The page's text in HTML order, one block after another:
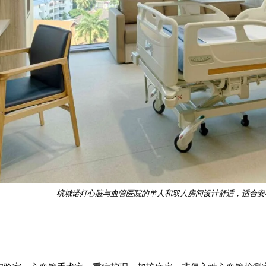
槟城诺灯心脏与血管医院的单人和双人房间设计舒适，适合